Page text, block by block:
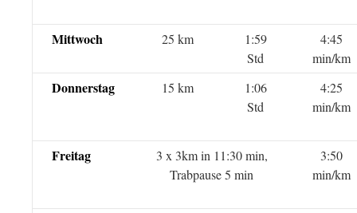
Mittwoch 25 km
1:59
Std
4:45
min/km
Donnerstag 15 km
1:06
Std
4:25
min/km
Freitag
3 x 3km in 11:30 min,
Trabpause 5 min
3:50
min/km